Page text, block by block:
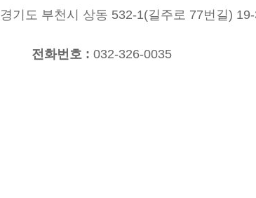
경기도 부천시 상동 532-1(길주로 77번길)
전화번호 : 032-326-0035